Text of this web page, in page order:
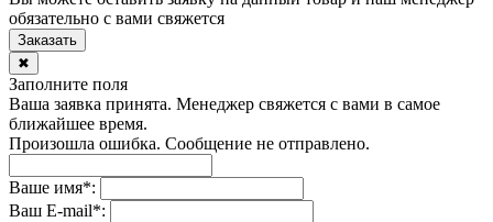
обязательно с вами свяжется
Заказать
✖
Заполните поля
Ваша заявка принята. Менеджер свяжется с вами в самое
ближайшее время.
Произошла ошибка. Сообщение не отправлено.
Ваше имя*:
Ваш E-mail*: